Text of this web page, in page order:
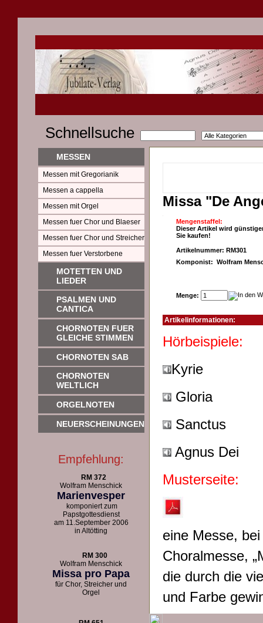
Schnellsuche
MESSEN
Messen mit Gregorianik
Messen a cappella
Messen mit Orgel
Messen fuer Chor und Blaeser
Messen fuer Chor und Streicher
Messen fuer Verstorbene
MOTETTEN UND
LIEDER
PSALMEN UND
CANTICA
CHORNOTEN FUER
GLEICHE STIMMEN
CHORNOTEN SAB
CHORNOTEN
WELTLICH
ORGELNOTEN
NEUERSCHEINUNGEN
Empfehlung:
RM 372
Wolfram Menschick
Marienvesper
komponiert zum
Papstgottesdienst
am 11.September 2006
in Altötting
RM 300
Wolfram Menschick
Missa pro Papa
für Chor, Streicher und
Orgel
Missa "De
Mengenstaffel:
Dieser Artikel wird
Sie kaufen!
Artikelnummer: RM301
Komponist: Wolfram
Menge:
Artikelinformationen:
Kyrie
Gloria
Sanctus
Agnus Dei
Musterseite:
eine Messe,
Choralmesse,
die durch die
und Farbe